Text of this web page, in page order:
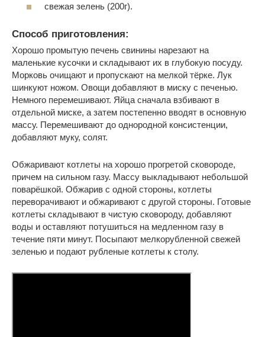
свежая зелень (200г).
Способ приготовления:
Хорошо промытую печень свинины нарезают на
маленькие кусочки и складывают их в глубокую посуду.
Морковь очищают и пропускают на мелкой тёрке. Лук
шинкуют ножом. Овощи добавляют в миску с печенью.
Немного перемешивают. Яйца сначала взбивают в
отдельной миске, а затем постепенно вводят в основную
массу. Перемешивают до однородной консистенции,
добавляют муку, солят.
Обжаривают котлеты на хорошо прогретой сковороде,
причем на сильном газу. Массу выкладывают небольшой
поварёшкой. Обжарив с одной стороны, котлеты
переворачивают и обжаривают с другой стороны. Готовые
котлеты складывают в чистую сковороду, добавляют
воды и оставляют потушиться на медленном газу в
течение пяти минут. Посыпают мелкорубленной свежей
зеленью и подают рубленые котлеты к столу.